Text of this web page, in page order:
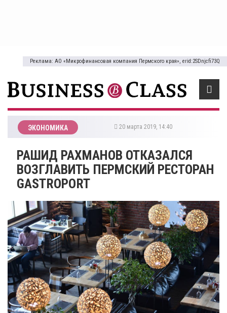
Реклама: АО «Микрофинансовая компания Пермского края», erid:2SDnjcfi73Q
ЭКОНОМИКА 20 марта 2019, 14:40
РАШИД РАХМАНОВ ОТКАЗАЛСЯ
ВОЗГЛАВИТЬ ПЕРМСКИЙ РЕСТОРАН
GASTROPORT